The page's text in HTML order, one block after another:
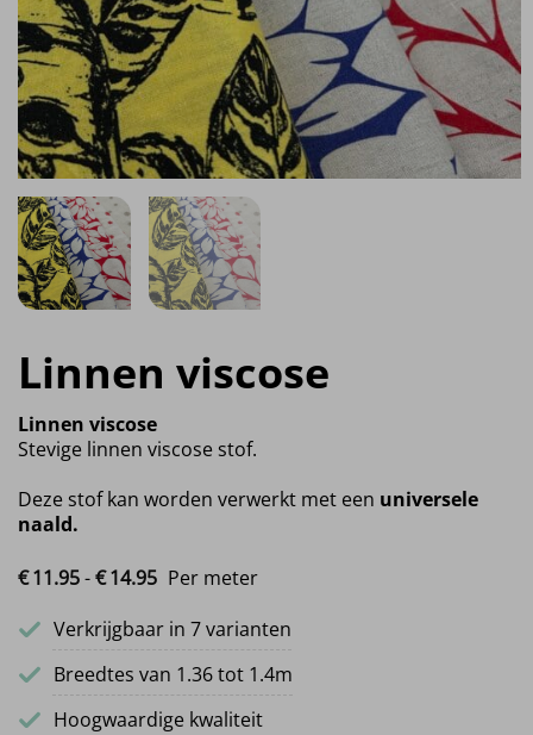
Linnen viscose
Linnen viscose
Stevige linnen viscose stof.
Deze stof kan worden verwerkt met een universele
naald.
€11.95-€14.95 Prijsklasse: €11.95 tot €14.95
Per meter
Verkrijgbaar in 7 varianten
Breedtes van 1.36 tot 1.4m
Hoogwaardige kwaliteit